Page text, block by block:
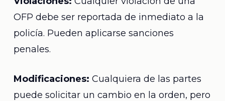
OFP debe ser reportada de inmediato a la
policía. Pueden aplicarse sanciones
penales.
Modificaciones: Cualquiera de las partes
puede solicitar un cambio en la orden, pero